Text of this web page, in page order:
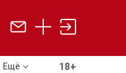
Ещё 18+